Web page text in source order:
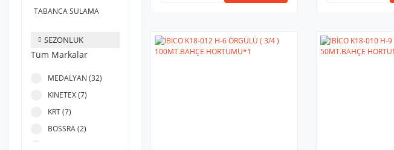
TABANCA SULAMA
SEZONLUK
Tüm Markalar
MEDALYAN (32)
KINETEX (7)
KRT (7)
BOSSRA (2)